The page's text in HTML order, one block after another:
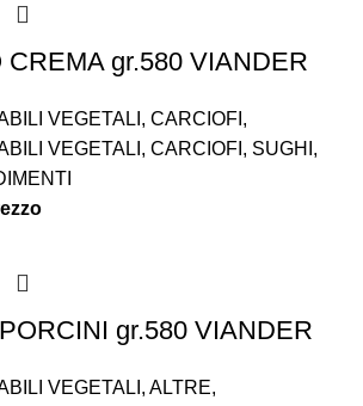
CREMA gr.580 VIANDER
VEGETALI , CARCIOFI ,
VEGETALI , CARCIOFI , SUGHI ,
gr.580 VIANDER
VEGETALI , ALTRE,